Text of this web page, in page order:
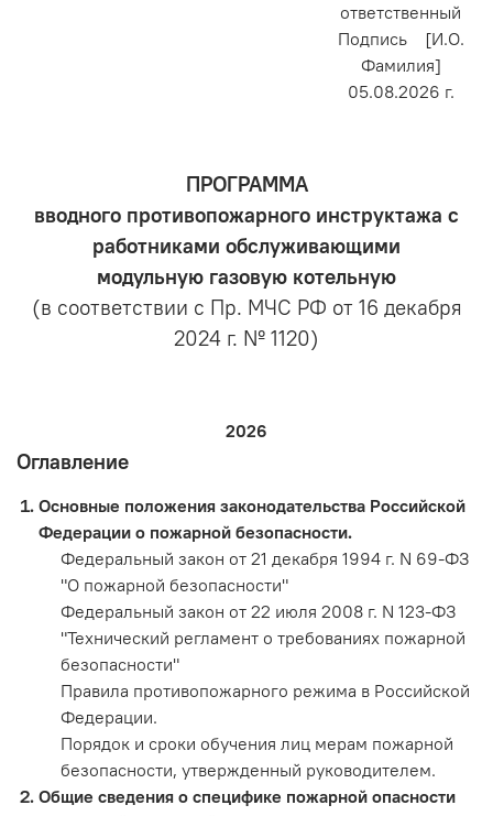
ответственный
Подпись [И.О.
Фамилия]
05.08.2026 г.
ПРОГРАММА
вводного противопожарного инструктажа с
работниками обслуживающими
модульную газовую котельную
(в соответствии с Пр. МЧС РФ от 16 декабря
2024 г. № 1120)
2026
Оглавление
Основные положения законодательства Российской
Федерации о пожарной безопасности.
Федеральный закон от 21 декабря 1994 г. N 69-ФЗ
"О пожарной безопасности"
Федеральный закон от 22 июля 2008 г. N 123-ФЗ
"Технический регламент о требованиях пожарной
безопасности"
Правила противопожарного режима в Российской
Федерации.
Порядок и сроки обучения лиц мерам пожарной
безопасности, утвержденный руководителем.
Общие сведения о специфике пожарной опасности